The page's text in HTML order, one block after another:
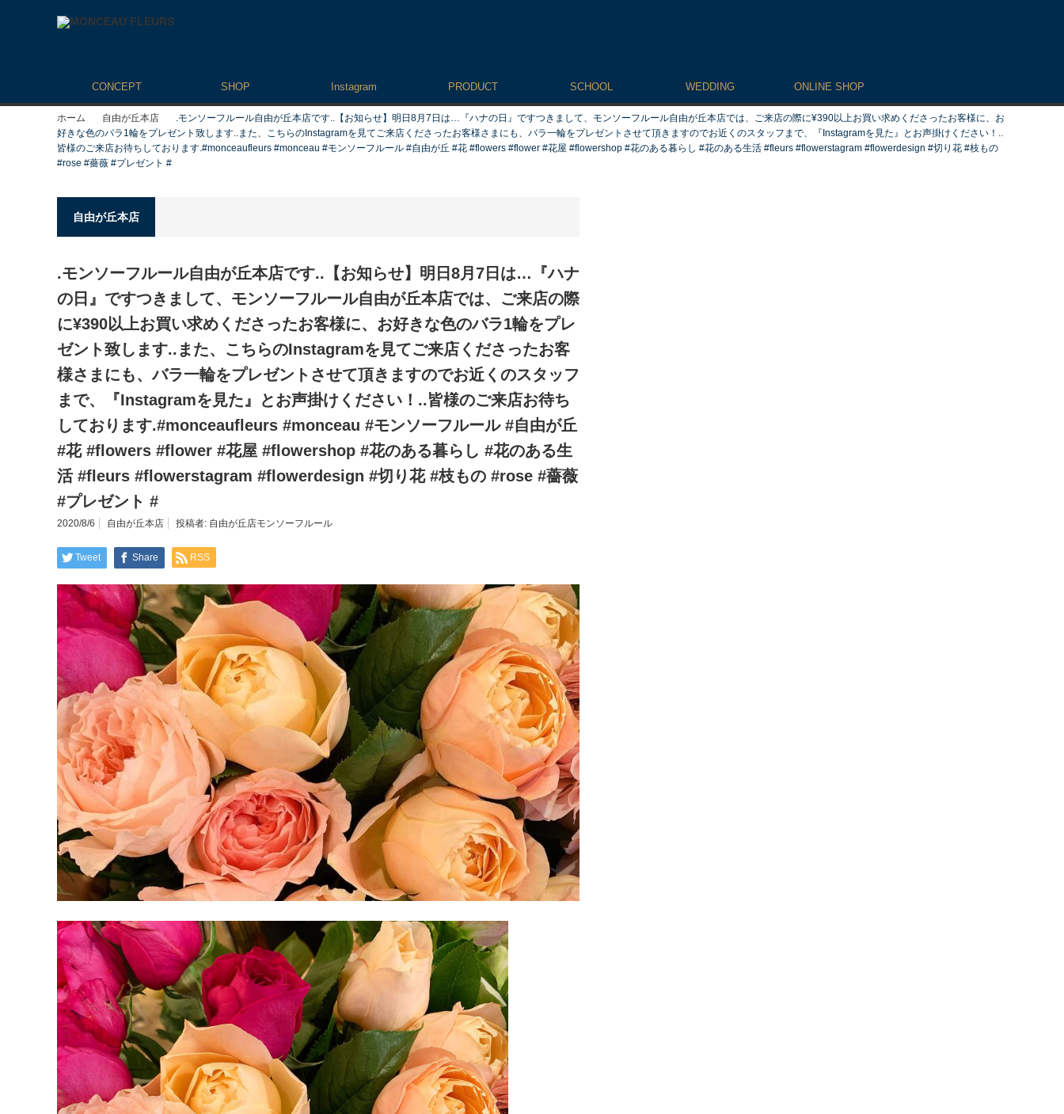
CONCEPT SHOP Instagram PRODUCT SCHOOL WEDDING ONLINE SHOP
ホーム 自由が丘本店
.モンソーフルール自由が丘本店です..【お知らせ】明日8月7日は…『ハナの日』です️つきまして、モンソーフルール自由が丘本店では、ご来店の際に¥390以上お買い求めくださったお客様に、お
好きな色のバラ1輪をプレゼント致します..また、こちらのInstagramを見てご来店くださったお客様さまにも、バラ一輪をプレゼントさせて頂きますのでお近くのスタッフまで、『Instagramを見た』とお声掛けください！..
皆様のご来店お待ちしております.#monceaufleurs #monceau #モンソーフルール #自由が丘 #花 #flowers #flower #花屋 #flowershop #花のある暮らし #花のある生活 #fleurs #flowerstagram #flowerdesign #切り花 #枝もの
#rose #薔薇 #プレゼント #
自由が丘本店
.モンソーフルール自由が丘本店です..【お知らせ】明日8月7日は…『ハナ
の日』です️つきまして、モンソーフルール自由が丘本店では、ご来店の際
に¥390以上お買い求めくださったお客様に、お好きな色のバラ1輪をプレ
ゼント致します..また、こちらのInstagramを見てご来店くださったお客
様さまにも、バラ一輪をプレゼントさせて頂きますのでお近くのスタッフ
まで、『Instagramを見た』とお声掛けください！..皆様のご来店お待ち
しております.#monceaufleurs #monceau #モンソーフルール #自由が丘
#花 #flowers #flower #花屋 #flowershop #花のある暮らし #花のある生
活 #fleurs #flowerstagram #flowerdesign #切り花 #枝もの #rose #薔薇
#プレゼント #
2020/8/6 自由が丘本店 投稿者: 自由が丘店モンソーフルール
Tweet Share RSS